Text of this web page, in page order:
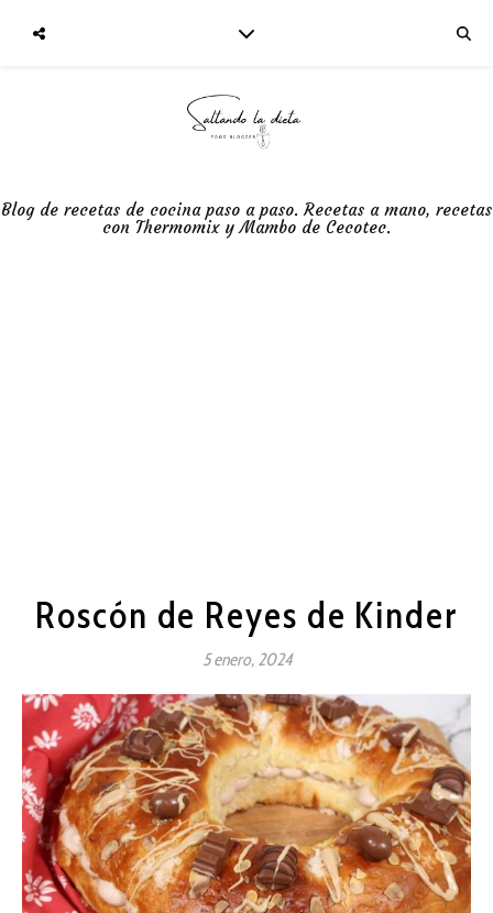
Blog de recetas de cocina paso a paso. Recetas a mano, recetas
con Thermomix y Mambo de Cecotec.
Roscón de Reyes de Kinder
5 enero, 2024